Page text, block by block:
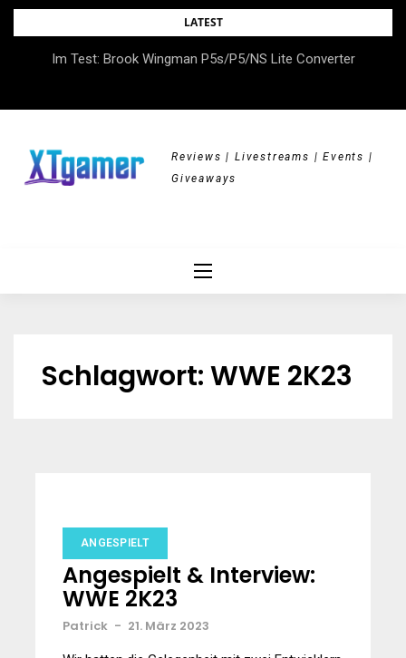
Skip
LATEST
Im Test: Brook Wingman P5s/P5/NS Lite Converter
DOK.fest München 2026 – Empowered, HerStory, Beyond
Reviews | Livestreams | Events |
Giveaways
Schlagwort:WWE 2K23
ANGESPIELT
Angespielt & Interview:
WWE 2K23
Patrick - 21. März 2023